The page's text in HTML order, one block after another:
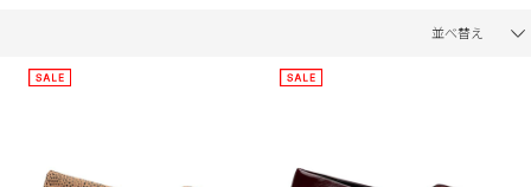
並べ替え